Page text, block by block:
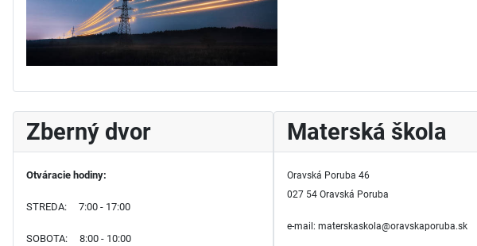
Zberný dvor
Otváracie hodiny:
STREDA: 7:00 - 17:00
SOBOTA: 8:00 - 10:00
Materská škola
Oravská Poruba 46
027 54 Oravská Poruba
e-mail: materskaskola@oravskaporuba.sk